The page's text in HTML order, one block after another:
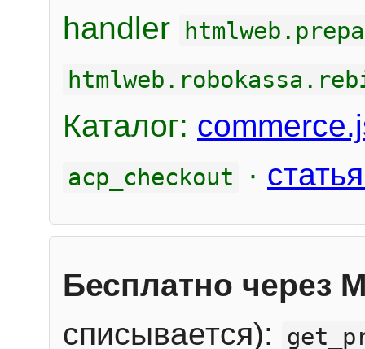
handler
Каталог:
acp_checkout ·
Бесплатно через
списывается):